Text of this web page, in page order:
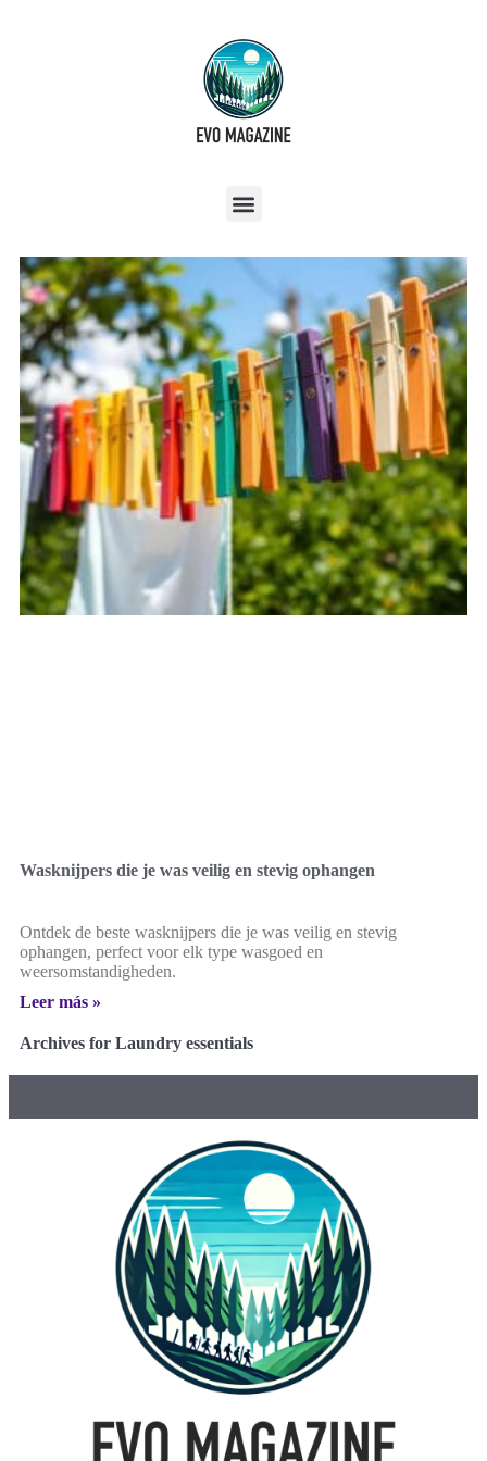
Wasknijpers die je was veilig en stevig ophangen
Ontdek de beste wasknijpers die je was veilig en stevig
ophangen, perfect voor elk type wasgoed en
weersomstandigheden.
Leer más »
Archives for Laundry essentials